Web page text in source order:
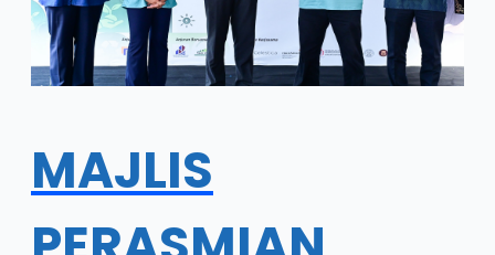
MAJLIS